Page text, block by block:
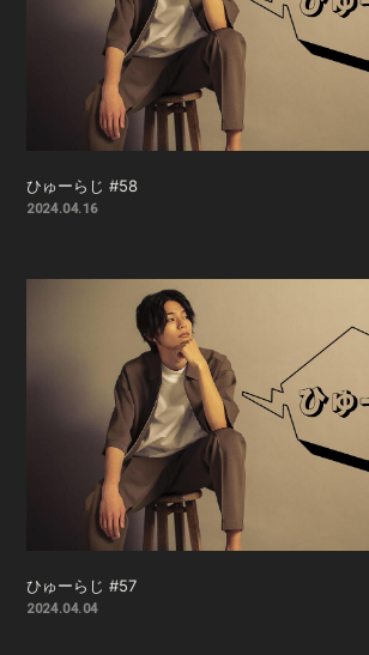
ひゅーらじ #58
2024.04.16
ひゅーらじ #57
2024.04.04